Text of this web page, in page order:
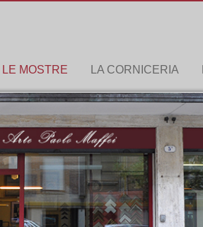
LE MOSTRE LA CORNICERIA